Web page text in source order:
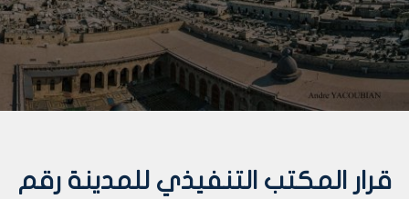
قرار المكتب التنفيذي للمدينة رقم